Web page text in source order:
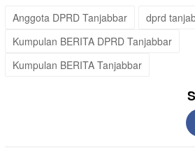
Anggota DPRD Tanjabbar
dprd
Kumpulan BERITA DPRD Tanjabbar
Kumpulan BERITA Tanjabbar